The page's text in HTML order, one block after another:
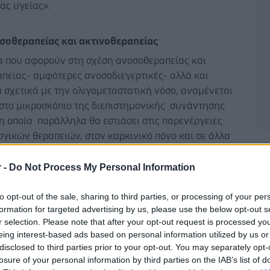
- Do Not Process My Personal Information
opt-out of the sale, sharing to third parties, or processing of your
for targeted advertising by us, please use the below opt-out
selection. Please note that after your opt-out request is processed
interest-based ads based on personal information utilized by us
to third parties prior to your opt-out. You may separately
of your personal information by third parties on the IAB’s list of
υγείας».
και ακτινοθεραπείας
που αφορούν στη σχέση ανοσοθεραπείας και
αμφότερες ανοσοδιεγερτικές- αλλά και
με την ολιγομεταστατική νόσο, αναμένεται
μικροσκόπιο της διεπιστημονικής συνάντησης
οποία παράλληλα θα εστιάσει στις παρενέργειες
θεραπειών, στον καρκινικό πόνο και σε άλλα
διερεύνησαν τους μηχανισμούς που είναι
την έρευνα για την ανάπτυξη θεραπευτικών
Ακτινοθεραπείας και Ανοσοθεραπείας. Η
θεραπεία Ακτινοθεραπείας και Ανοσοθεραπείας
δράση, δηλαδή μεγαλύτερη αποτελεσματικότητα
κάθε θεραπεία χωριστά και ίσως αλλάξει την